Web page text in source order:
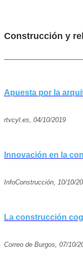
Construcción y
Apuesta por la
rtvcyl.es, 04/10/2019
Innovación en la
InfoConstrucción, 10/10/
La construcción
Correo de Burgos, 07/10/